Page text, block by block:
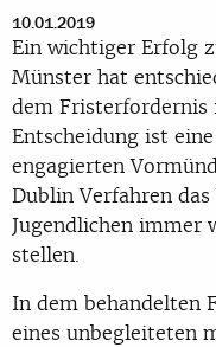
10.01.2019
Ein wichtiger Erfolg
Münster hat
dem
Entscheidung ist
engagierten
Dublin Verfahren
Jugendlichen immer
stellen.
In dem behandelten
eines unbegleiteten